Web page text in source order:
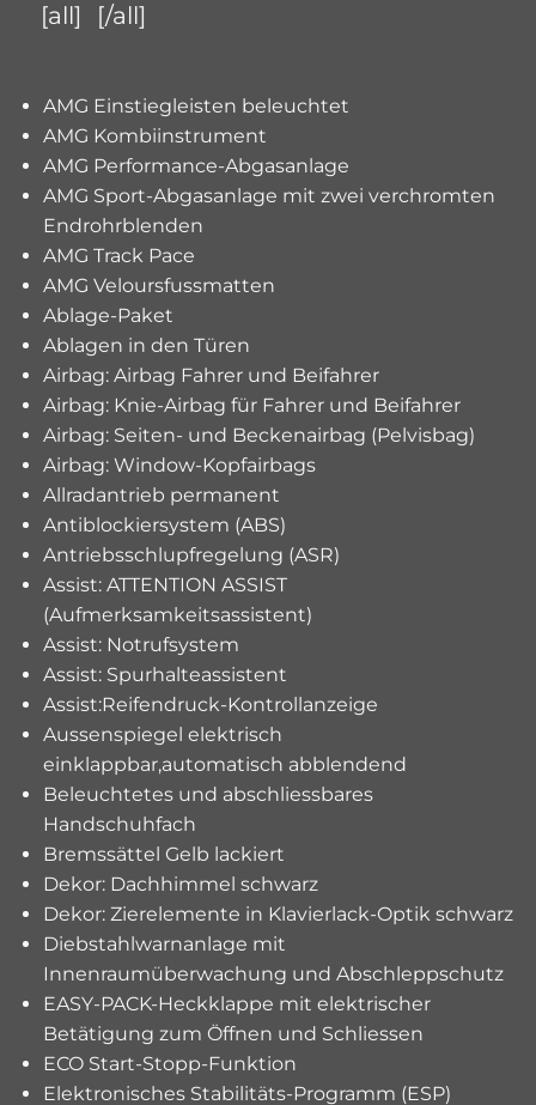
[all] [/all]
AMG Einstiegleisten beleuchtet
AMG Kombiinstrument
AMG Performance-Abgasanlage
AMG Sport-Abgasanlage mit zwei verchromten
Endrohrblenden
AMG Track Pace
AMG Veloursfussmatten
Ablage-Paket
Ablagen in den Türen
Airbag: Airbag Fahrer und Beifahrer
Airbag: Knie-Airbag für Fahrer und Beifahrer
Airbag: Seiten- und Beckenairbag (Pelvisbag)
Airbag: Window-Kopfairbags
Allradantrieb permanent
Antiblockiersystem (ABS)
Antriebsschlupfregelung (ASR)
Assist: ATTENTION ASSIST
(Aufmerksamkeitsassistent)
Assist: Notrufsystem
Assist: Spurhalteassistent
Assist:Reifendruck-Kontrollanzeige
Aussenspiegel elektrisch
einklappbar,automatisch abblendend
Beleuchtetes und abschliessbares
Handschuhfach
Bremssättel Gelb lackiert
Dekor: Dachhimmel schwarz
Dekor: Zierelemente in Klavierlack-Optik schwarz
Diebstahlwarnanlage mit
Innenraumüberwachung und Abschleppschutz
EASY-PACK-Heckklappe mit elektrischer
Betätigung zum Öffnen und Schliessen
ECO Start-Stopp-Funktion
Elektronisches Stabilitäts-Programm (ESP)